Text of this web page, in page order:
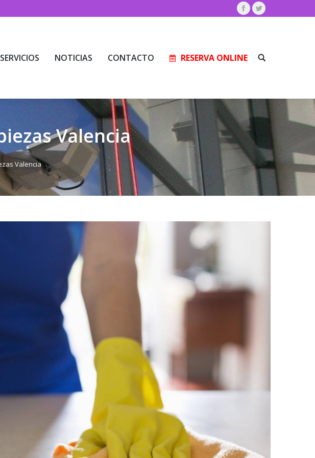
Facebook
Twitter
SERVICIOS NOTICIAS CONTACTO RESERVA ONLINE Buscar:
Valencia
Valencia